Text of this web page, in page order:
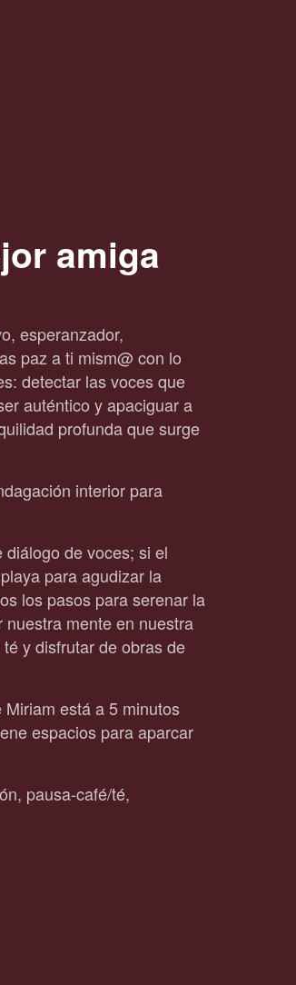
amiga
esperanzador,
paz a ti mism@ con lo
detectar las voces que
auténtico y apaciguar a
profunda que surge
interior para
de voces; si el
para agudizar la
los pasos para serenar la
mente en nuestra
y disfrutar de obras de
está a 5 minutos
espacios para aparcar
pausa-café/té,